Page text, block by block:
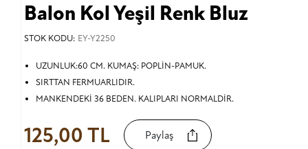
Balon Kol Yeşil Renk Bluz
STOK KODU: EY-Y2250
UZUNLUK:60 CM. KUMAŞ: POPLİN-PAMUK.
SIRTTAN FERMUARLIDIR.
MANKENDEKİ 36 BEDEN. KALIPLARI NORMALDİR.
125,00 TL Paylaş